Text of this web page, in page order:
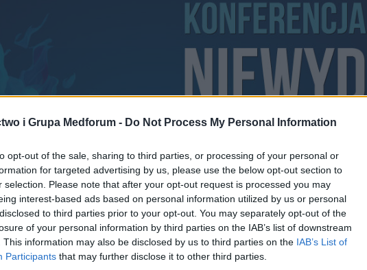
i Grupa Medforum - Do Not Process My Personal Information
opt-out of the sale, sharing to third parties, or processing of your personal or
for targeted advertising by us, please use the below opt-out section to
selection. Please note that after your opt-out request is processed you may
interest-based ads based on personal information utilized by us or personal
to third parties prior to your opt-out. You may separately opt-out of the
of your personal information by third parties on the IAB’s list of downstream
This information may also be disclosed by us to third parties on the IAB’s List of
Participants that may further disclose it to other third parties.